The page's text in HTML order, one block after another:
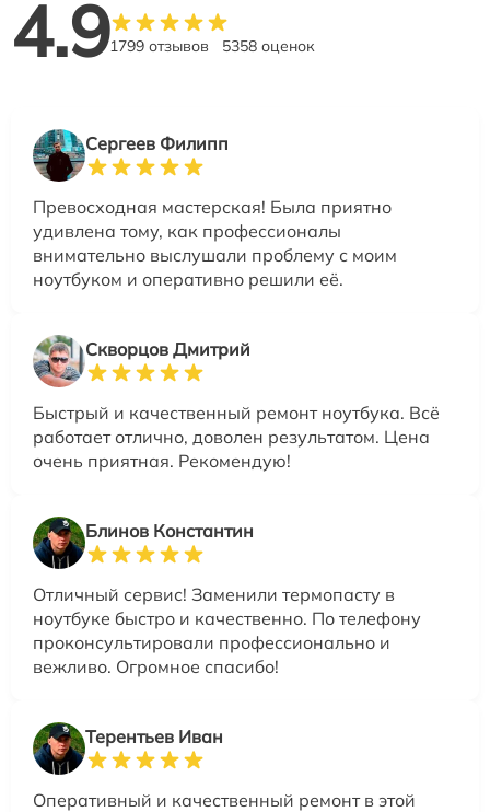
4.91799 отзывов 5358 оценок
Сергеев Филипп
Превосходная мастерская! Была приятно
удивлена тому, как профессионалы
внимательно выслушали проблему с моим
ноутбуком и оперативно решили её.
Скворцов Дмитрий
Быстрый и качественный ремонт ноутбука. Всё
работает отлично, доволен результатом. Цена
очень приятная. Рекомендую!
Блинов Константин
Отличный сервис! Заменили термопасту в
ноутбуке быстро и качественно. По телефону
проконсультировали профессионально и
вежливо. Огромное спасибо!
Терентьев Иван
Оперативный и качественный ремонт в этой